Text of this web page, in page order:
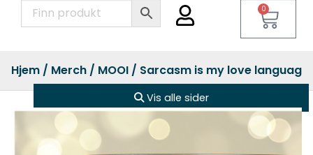
0
Hjem / Merch / MOOI / Sarcasm is my love
Vis alle sider